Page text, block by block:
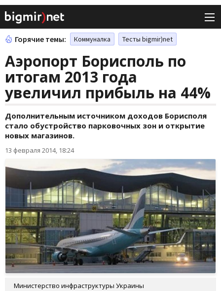
Горячие темы: Коммуналка Тесты bigmir)net
Аэропорт Борисполь по
итогам 2013 года
увеличил прибыль на 44%
Дополнительным источником доходов Борисполя
стало обустройство парковочных зон и открытие
новых магазинов.
13 февраля 2014, 18:24
Министерство инфраструктуры Украины